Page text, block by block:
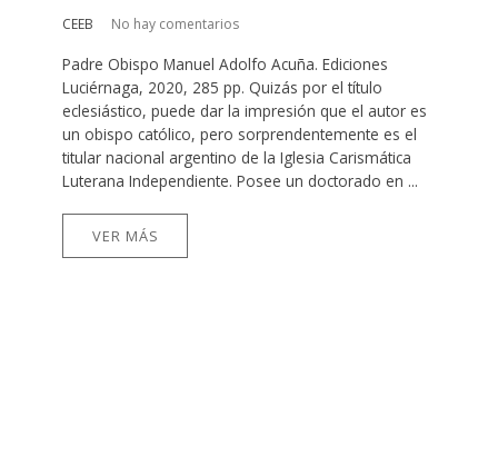
CEEB No hay comentarios
Padre Obispo Manuel Adolfo Acuña. Ediciones
Luciérnaga, 2020, 285 pp. Quizás por el título
eclesiástico, puede dar la impresión que el autor es
un obispo católico, pero sorprendentemente es el
titular nacional argentino de la Iglesia Carismática
Luterana Independiente. Posee un doctorado en ...
VER MÁS